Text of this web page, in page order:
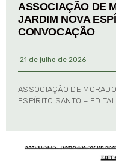
ASSOCIAÇÃO DE
JARDIM NOVA
CONVOCAÇÃO
21 de julho de 2026
ASSOCIAÇÃO DE
ESPÍRITO SANTO –